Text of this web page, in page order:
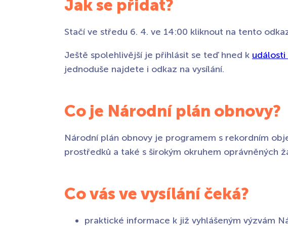
Jak se přidat?
Stačí ve středu 6. 4. ve 14:00 kliknout na tento
Ještě spolehlivější je přihlásit se teď hned k události
jednoduše najdete i odkaz na vysílání.
Co je Národní plán obnovy?
Národní plán obnovy je programem s rekordním
prostředků a také s širokým okruhem oprávněných
Co vás ve vysílání čeká?
praktické informace k již vyhlášeným výzvám